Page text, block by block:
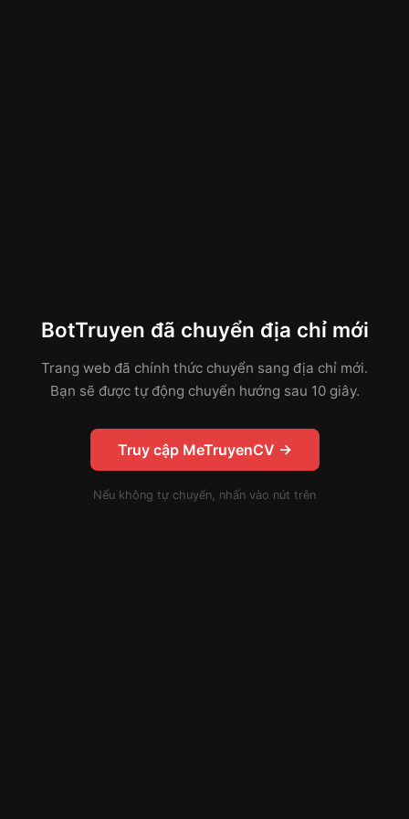
BotTruyen đã chuyển địa chỉ mới
Trang web đã chính thức chuyển sang địa chỉ mới.
Bạn sẽ được tự động chuyển hướng sau 10 giây.
Truy cập MeTruyenCV →
Nếu không tự chuyển, nhấn vào nút trên